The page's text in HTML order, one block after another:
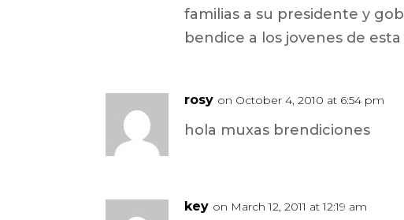
familias a su presidente y
bendice a los jovenes de
rosy on October 4, 2010 at 6:54 pm
hola muxas brendiciones
key on March 12, 2011 at 12:19 am